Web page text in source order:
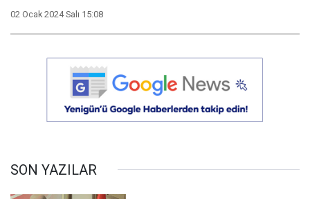
02 Ocak 2024 Salı 15:08
SON YAZILAR